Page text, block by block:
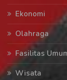
Ekonomi
Olahraga
Fasilitas
Wisata